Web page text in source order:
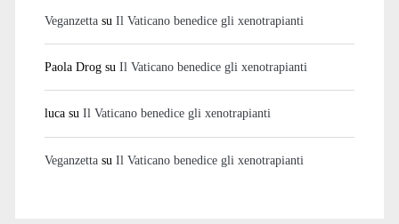
Veganzettasu Il Vaticano benedice gli xenotrapianti
Paola Drogsu Il Vaticano benedice gli xenotrapianti
lucasu Il Vaticano benedice gli xenotrapianti
Veganzettasu Il Vaticano benedice gli xenotrapianti